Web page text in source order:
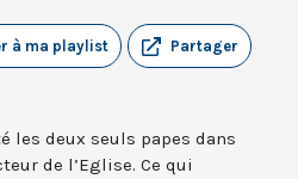
Partager
à ma playlist
les deux seuls papes dans
de l’Eglise. Ce qui